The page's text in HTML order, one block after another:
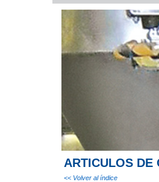
ARTICULOS DE
<< Volver al índice